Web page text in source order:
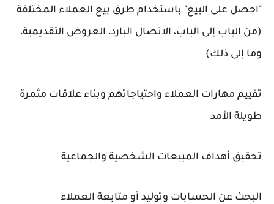
"احصل على البيع" باستخدام طرق بيع العملاء المختلفة
(من الباب إلى الباب، الاتصال البارد، العروض التقديمية،
وما إلى ذلك)
تقييم مهارات العملاء واحتياجاتهم وبناء علاقات مثمرة
طويلة الأمد
تحقيق أهداف المبيعات الشخصية والجماعية
البحث عن الحسابات وتوليد أو متابعة العملاء